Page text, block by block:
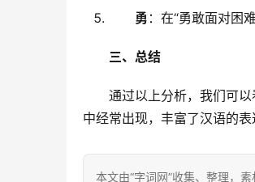
勇 ：在“勇敢面对困
三、总结
通过以上分析，我们可以
中经常出现，丰富了汉语的
本文由“字词网”收集、整理，